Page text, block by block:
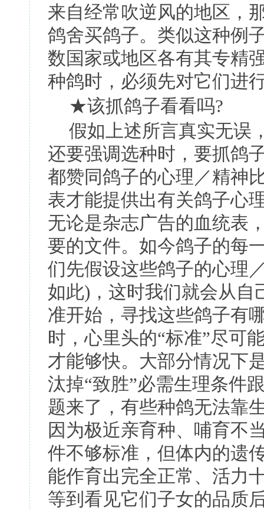
来自经常吹逆风的地区，
鸽舍买鸽子。类似这种例
数国家或地区各有其专精
种鸽时，必须先对它们进
★该抓鸽子看看吗?
假如上述所言真实无误
还要强调选种时，要抓鸽
都赞同鸽子的心理／精神
表才能提供出有关鸽子心
无论是杂志广告的血统表
要的文件。如今鸽子的每
们先假设这些鸽子的心理
如此) ，这时我们就会从自
准开始，寻找这些鸽子有
时，心里头的“标准”尽可
才能够快。大部分情况下
汰掉“致胜”必需生理条件
题来了，有些种鸽无法靠
因为极近亲育种、哺育不
件不够标准，但体内的遗
能作育出完全正常、活力
等到看见它们子女的品质